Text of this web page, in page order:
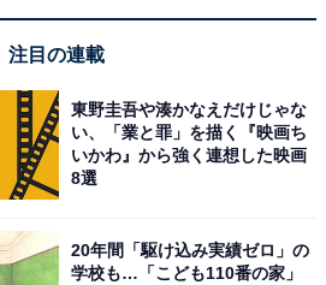
注目の連載
東野圭吾や湊かなえだけじゃな
い、「業と罪」を描く『映画ち
いかわ』から強く連想した映画
8選
20年間「駆け込み実績ゼロ」の
学校も…「こども110番の家」